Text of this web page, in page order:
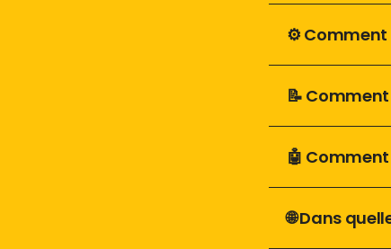
⚙️ Comment
📝
🤖
🌐 Dans